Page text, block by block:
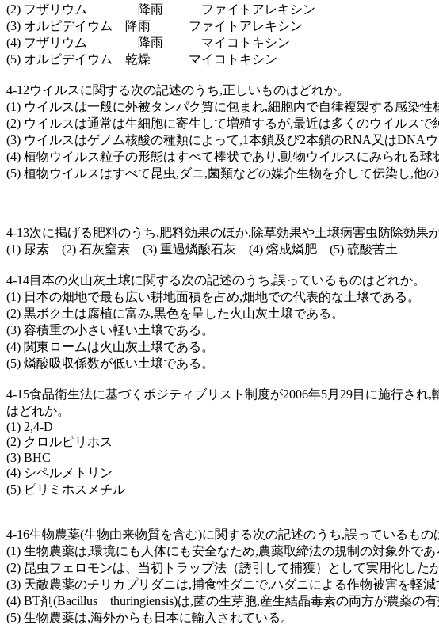
(2) フザリウム 降雨 ファイトアレキシン
(3) オルピデイウム 降雨 ファイトアレキシン
(4) フザリウム 降雨 マイコトキシン
(5) オルピデイウム 乾燥 マイコトキシン
4-12ウイルスに関する次の記述のうち,正しいものはどれか。
(1) ウイルスは一般に外被タンパク質に包まれ,細胞内で自律複製する感染性
(2) ウイルスは通常は生細胞に寄生して増殖するが,最近は多くのウイルスで
(3) ウイルスはゲノム核酸の種類によって,1本鎖及び2本鎖のRNA又はDNA
(4) 植物ウイルス粒子の形態はすべて棒状であり,動物ウイルスにみられる球
(5) 植物ウイルスはすべて昆虫,ダニ,菌類などの媒介生物を介して伝染し,他
4-13次に掲げる肥料のうち,肥料効果のほか,除草効果や土壌病害虫防除効果
(1) 尿素 (2) 石灰窒素 (3) 重過燐酸石灰 (4) 熔成燐肥 (5) 硫酸苦土
4-14目本の火山灰土壌に関する次の記述のうち,誤っているものはどれか。
(1) 日本の畑地で最も広い耕地面積を占め,畑地での代表的な土壌である。
(2) 黒ボク土は腐植に富み,黒色を呈した火山灰土壌である。
(3) 容積重の小さい軽い土壌である。
(4) 関東ロームは火山灰土壌である。
(5) 燐酸吸収係数が低い土壌である。
4-15食品衛生法に基づくポジティブリスト制度が2006年5月29目に施行さ
はどれか。
(1) 2,4-D
(2) クロルピリホス
(3) BHC
(4) シペルメトリン
(5) ピリミホスメチル
4-16生物農薬(生物由来物質を含む)に関する次の記述のうち,誤っているもの
(1) 生物農薬は,環境にも人体にも安全なため,農薬取締法の規制の対象外であ
(2) 昆虫フェロモンは、当初トラップ法（誘引して捕獲）として実用化し
(3) 天敵農薬のチリカプリダニは,捕食性ダニで,ハダニによる作物被害を軽減
(4) BT剤(Bacillus thuringiensis)は,菌の生芽胞,産生結晶毒素の両方が農薬の有
(5) 生物農薬は,海外からも日本に輸入されている。